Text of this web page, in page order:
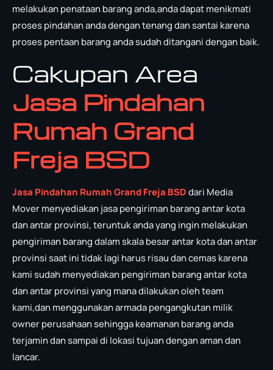
melakukan penataan barang anda,anda dapat menikmati
proses pindahan anda dengan tenang dan santai karena
proses pentaan barang anda sudah ditangani dengan baik.
Cakupan Area
Jasa Pindahan
Rumah Grand
Freja BSD
Jasa Pindahan Rumah Grand Freja BSDdari Media
Mover menyediakan jasa pengiriman barang antar kota
dan antar provinsi, teruntuk anda yang ingin melakukan
pengiriman barang dalam skala besar antar kota dan antar
provinsi saat ini tidak lagi harus risau dan cemas karena
kami sudah menyediakan pengiriman barang antar kota
dan antar provinsi yang mana dilakukan oleh team
kami,dan menggunakan armada pengangkutan milik
owner perusahaan sehingga keamanan barang anda
terjamin dan sampai di lokasi tujuan dengan aman dan
lancar.